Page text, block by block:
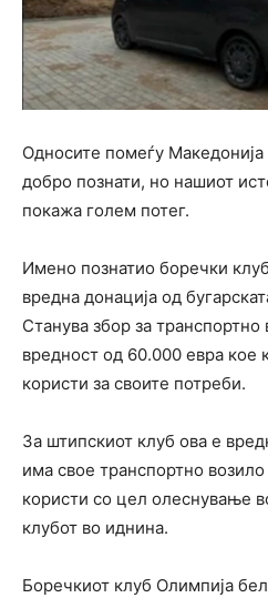
Односите помеѓу Македонија
добро познати, но нашиот
покажа голем потег.
Имено познатио боречки
вредна донација од
Станува збор за
вредност од 60.000 евра кое
користи за своите потреби.
За штипскиот клуб ова е
има свое транспортно
користи со цел олеснување
клубот во иднина.
Боречкиот клуб Олимпија